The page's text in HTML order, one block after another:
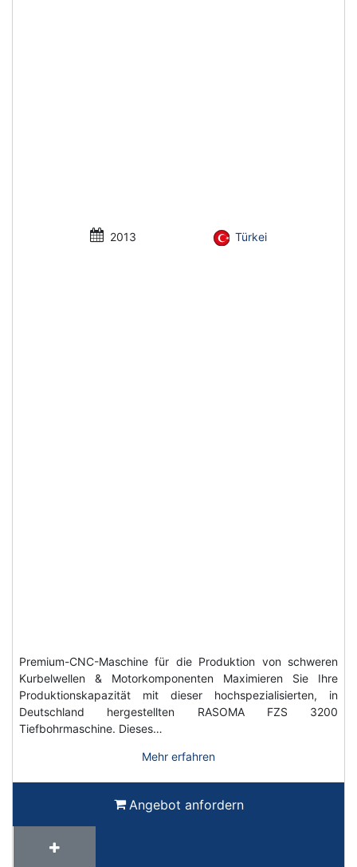
2013 Türkei
Premium-CNC-Maschine für die Produktion von schweren
Kurbelwellen & Motorkomponenten Maximieren Sie Ihre
Produktionskapazität mit dieser hochspezialisierten, in
Deutschland hergestellten RASOMA FZS 3200
Tiefbohrmaschine. Dieses…
Mehr erfahren
Angebot anfordern